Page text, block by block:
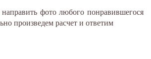
фото любого понравившегося
произведем расчет и ответим